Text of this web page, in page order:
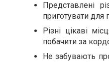
Представлені
приготувати для
Різні цікаві
побачити за
Не забувають